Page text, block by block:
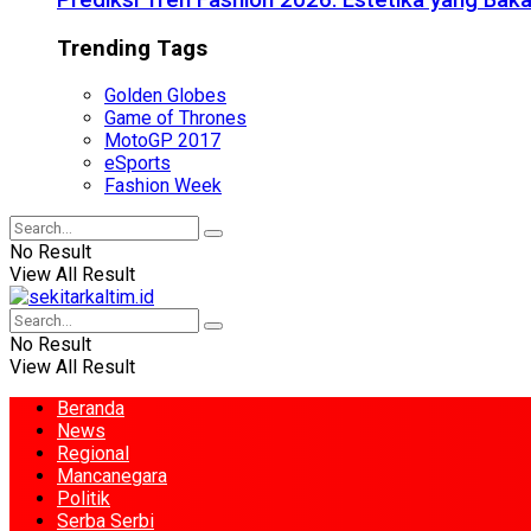
Trending Tags
Golden Globes
Game of Thrones
MotoGP 2017
eSports
Fashion Week
No Result
View All Result
No Result
View All Result
Beranda
News
Regional
Mancanegara
Politik
Serba Serbi